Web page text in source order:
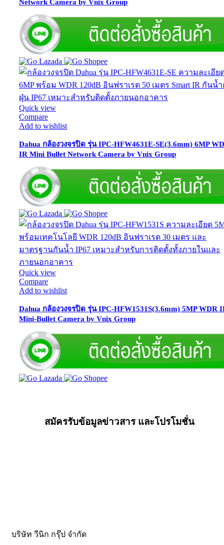
Network Camera by Vnix Group
Quick view
Compare
Add to wishlist
Dahua กล้องวงจรปิด รุ่น IPC-HFW4631E-SE(3.6mm) 6MP
IR Mini Bullet Network Camera by Vnix Group
Quick view
Compare
Add to wishlist
Dahua กล้องวงจรปิด รุ่น IPC-HFW1531S(3.6mm) 5MP WDR
Mini-Bullet Camera by Vnix Group
สมัครรับข้อมูลข่าวสาร และโปรโมชั่น
บริษัท วีนิก กรุ๊ป จำกัด